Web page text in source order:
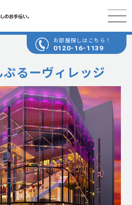
お部屋探しはこちら！
0120-16-1139
るーヴィレッジ